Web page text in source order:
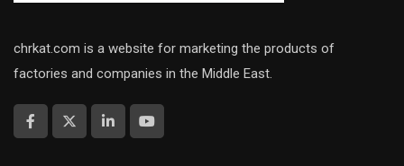
chrkat.com is a website for marketing the products of
factories and companies in the Middle East.